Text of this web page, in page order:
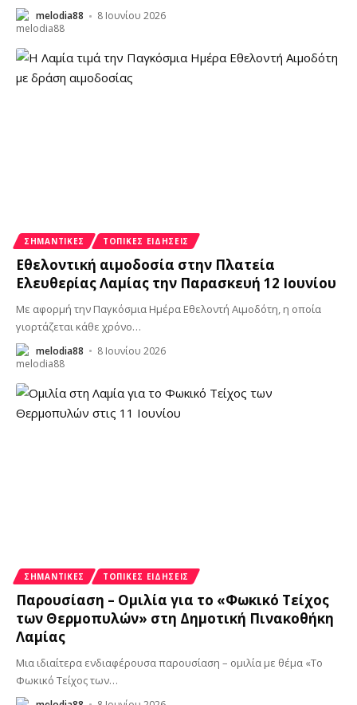
melodia88 8 Ιουνίου 2026
ΣΗΜΑΝΤΙΚΈΣ ΤΟΠΙΚΈΣ ΕΙΔΉΣΕΙΣ
Εθελοντική αιμοδοσία στην Πλατεία
Ελευθερίας Λαμίας την Παρασκευή 12 Ιουνίου
Με αφορμή την Παγκόσμια Ημέρα Εθελοντή Αιμοδότη, η οποία
γιορτάζεται κάθε χρόνο…
melodia88 8 Ιουνίου 2026
ΣΗΜΑΝΤΙΚΈΣ ΤΟΠΙΚΈΣ ΕΙΔΉΣΕΙΣ
Παρουσίαση – Ομιλία για το «Φωκικό Τείχος
των Θερμοπυλών» στη Δημοτική Πινακοθήκη
Λαμίας
Μια ιδιαίτερα ενδιαφέρουσα παρουσίαση – ομιλία με θέμα «Το
Φωκικό Τείχος των…